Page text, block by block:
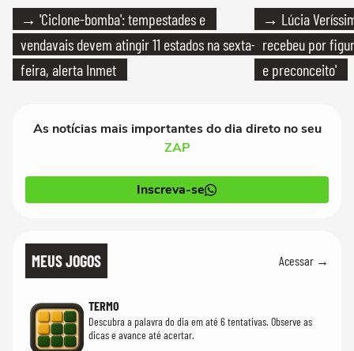
→ 'Ciclone-bomba': tempestades e
vendavais devem atingir 11 estados na sexta-
feira, alerta Inmet
→ Lúcia
recebeu por
e preconceito'
As notícias mais importantes do dia direto no seu
ZAP
Inscreva-se
MEUS JOGOS Acessar →
TERMO
Descubra a palavra do dia em até 6 tentativas. Observe as
dicas e avance até acertar.